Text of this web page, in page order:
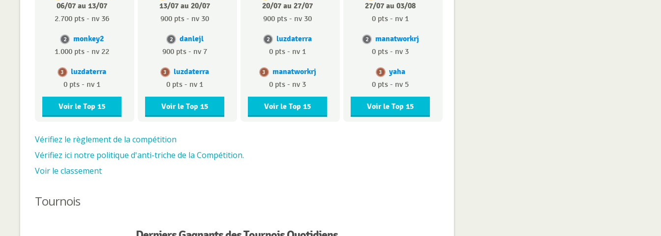
06/07 au 13/07
2.700 pts - nv 36
2 monkey2
1.000 pts - nv 22
3 luzdaterra
0 pts - nv 1
Voir le Top 15
13/07 au 20/07
900 pts - nv 30
2 danlejl
900 pts - nv 7
3 luzdaterra
0 pts - nv 1
Voir le Top 15
20/07 au 27/07
900 pts - nv 30
2 luzdaterra
0 pts - nv 1
3 manatworkrj
0 pts - nv 3
Voir le Top 15
27/07 au 03/08
0 pts - nv 1
2 manatworkrj
0 pts - nv 3
3 yaha
0 pts - nv 5
Voir le Top 15
Vérifiez le règlement de la compétition
Vérifiez ici notre politique d'anti-triche de la Compétition.
Voir le classement
Tournois